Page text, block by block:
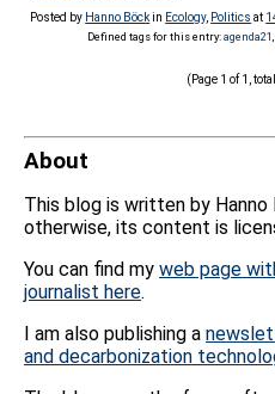
Posted by Hanno Böckin Ecology, Politics at
Defined tags for this entry:agenda21
(Page 1 of 1,
About
This blog is written by Hanno
otherwise, its content is
You can find my web page
journalist here.
I am also publishing a
and decarbonization